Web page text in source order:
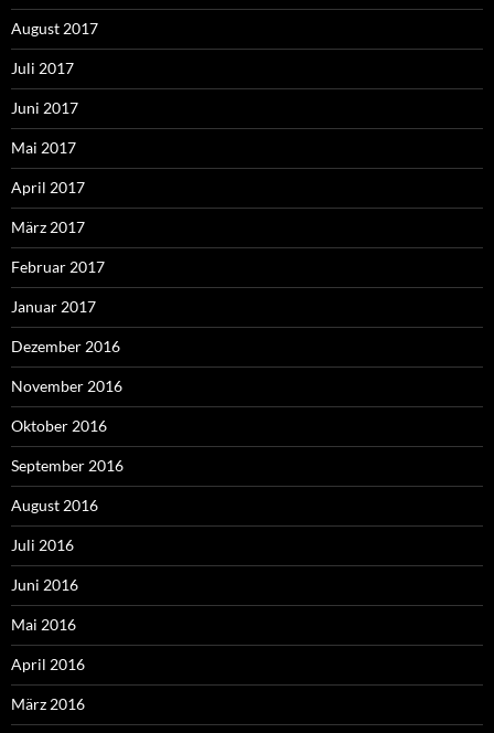
August 2017
Juli 2017
Juni 2017
Mai 2017
April 2017
März 2017
Februar 2017
Januar 2017
Dezember 2016
November 2016
Oktober 2016
September 2016
August 2016
Juli 2016
Juni 2016
Mai 2016
April 2016
März 2016